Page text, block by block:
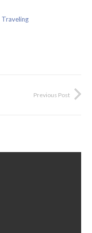
Traveling
Previous Post